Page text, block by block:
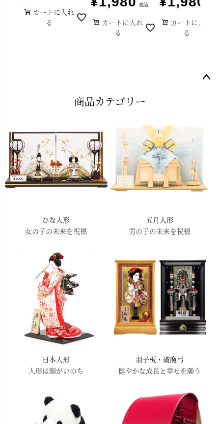
カートに入れ
る
税込
カートに入れ
る
カートに入れ
る
商品カテゴリー
ひな人形
女の子の未来を祝福
五月人形
男の子の未来を祝福
日本人形
人形は顔がいのち
羽子板・破魔弓
健やかな成長と幸せを願う